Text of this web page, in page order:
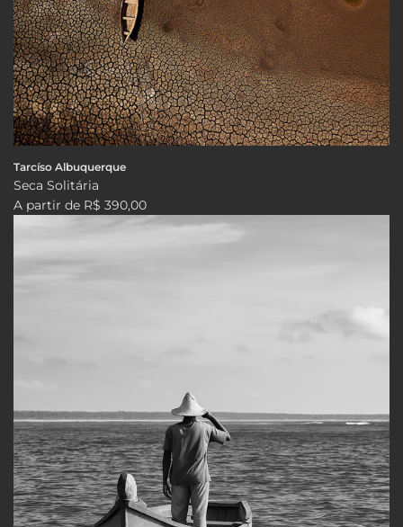
Tarcíso Albuquerque
Seca Solitária
A partir de R$ 390,00